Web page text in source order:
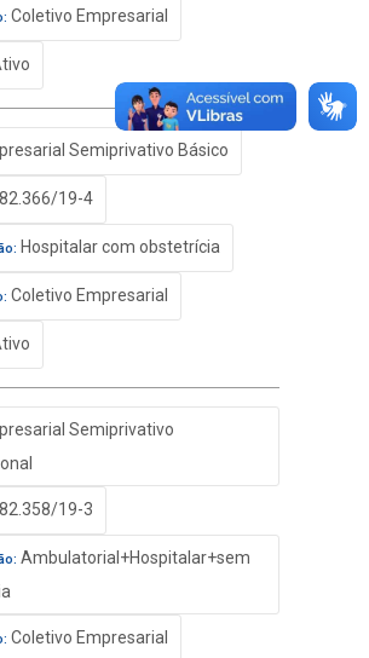
Coletivo Empresarial
Semiprivativo Básico
19-4
Hospitalar com obstetrícia
Coletivo Empresarial
Semiprivativo
19-3
Ambulatorial+Hospitalar+sem
Coletivo Empresarial